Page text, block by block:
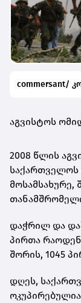
commersant/
აგვისტოს
2008 წლის
საქართველოს
მოსამსახურე,
დაჭრილ და
პირთა
შორის, 1045
დღეს,